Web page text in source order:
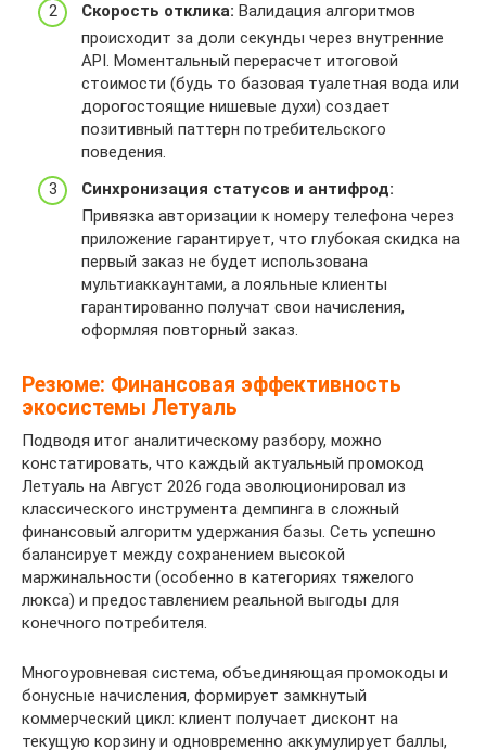
Скорость отклика: Валидация алгоритмов
происходит за доли секунды через внутренние
API. Моментальный перерасчет итоговой
стоимости (будь то базовая туалетная вода или
дорогостоящие нишевые духи) создает
позитивный паттерн потребительского
поведения.
Синхронизация статусов и антифрод:
Привязка авторизации к номеру телефона через
приложение гарантирует, что глубокая скидка на
первый заказ не будет использована
мультиаккаунтами, а лояльные клиенты
гарантированно получат свои начисления,
оформляя повторный заказ.
Резюме: Финансовая эффективность
экосистемы Летуаль
Подводя итог аналитическому разбору, можно
констатировать, что каждый актуальный промокод
Летуаль на Август 2026 года эволюционировал из
классического инструмента демпинга в сложный
финансовый алгоритм удержания базы. Сеть успешно
балансирует между сохранением высокой
маржинальности (особенно в категориях тяжелого
люкса) и предоставлением реальной выгоды для
конечного потребителя.
Многоуровневая система, объединяющая промокоды и
бонусные начисления, формирует замкнутый
коммерческий цикл: клиент получает дисконт на
текущую корзину и одновременно аккумулирует баллы,